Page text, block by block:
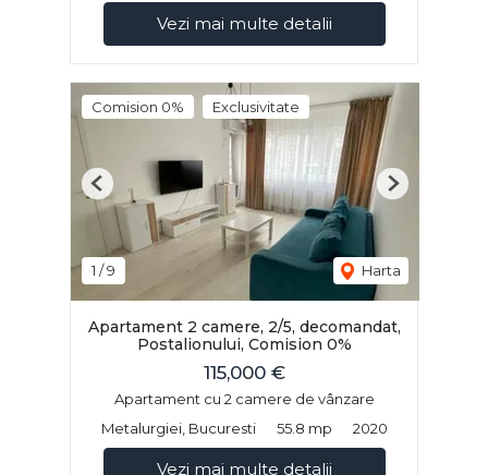
Vezi mai multe detalii
Comision 0% Exclusivitate
1 /9 Harta
Previous Next
Apartament 2 camere, 2/5, decomandat,
Postalionului, Comision 0%
115,000 €
Apartament cu 2 camere de vânzare
Metalurgiei, Bucuresti
55.8 mp 2020
Vezi mai multe detalii